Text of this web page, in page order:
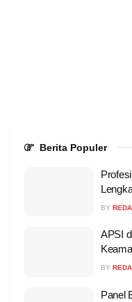
Berita Populer
BY
APSI
BY
Panel